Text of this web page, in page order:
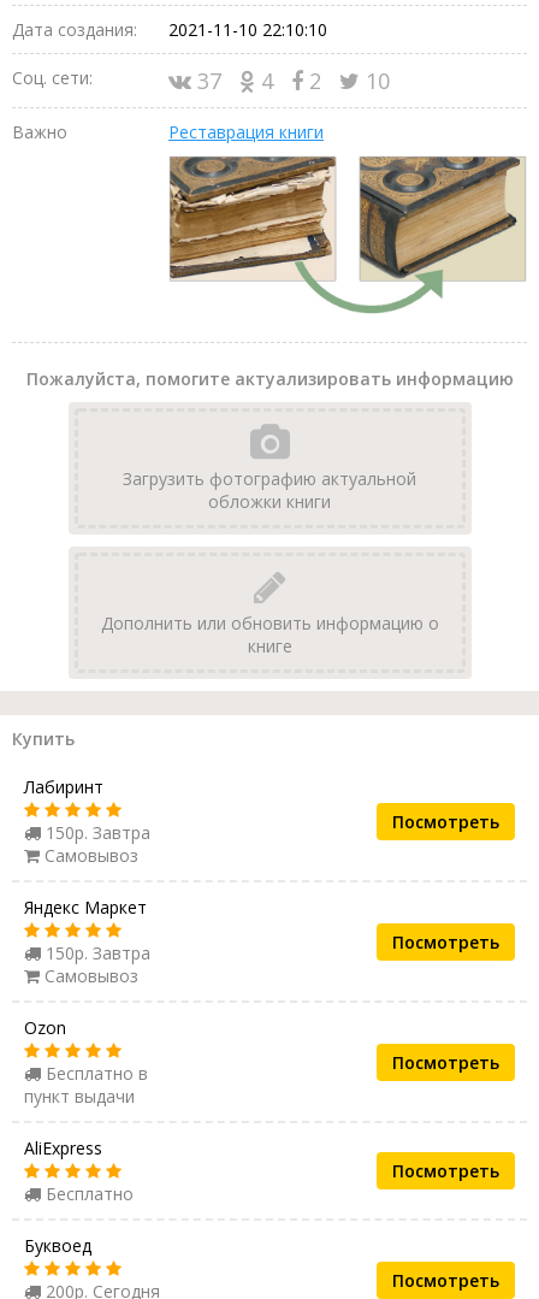
Дата создания: 2021-11-10 22:10:10
Соц. сети: 37 4 2 10
Важно Реставрация книги
Пожалуйста, помогите актуализировать информацию
Загрузить фотографию актуальной
обложки книги
Дополнить или обновить информацию о
книге
Купить
Лабиринт
150р. Завтра
Самовывоз
Посмотреть
Яндекс Маркет
150р. Завтра
Самовывоз
Посмотреть
Ozon
Бесплатно в
пункт выдачи
Посмотреть
AliExpress
Бесплатно
Посмотреть
Буквоед
200р. Сегодня
Посмотреть